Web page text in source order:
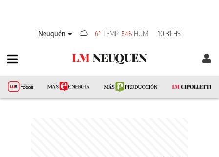
Neuquén 6°TEMP 54% HUM 10:31 HS